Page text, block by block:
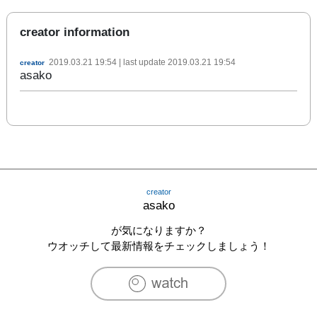
creator information
creator 2019.03.21 19:54 | last update 2019.03.21 19:54
asako
creator
asako
が気になりますか？
ウオッチして最新情報をチェックしましょう！